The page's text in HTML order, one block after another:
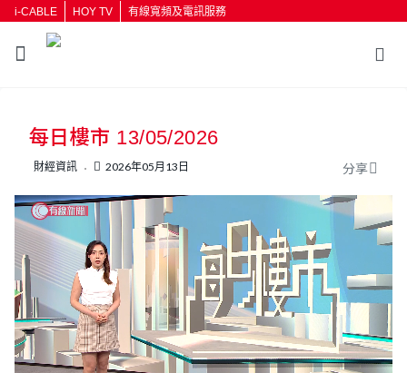
i-CABLE HOY TV 有線寬頻及電訊服務
每日樓市 13/05/2026
財經資訊 2026年05月13日 分享